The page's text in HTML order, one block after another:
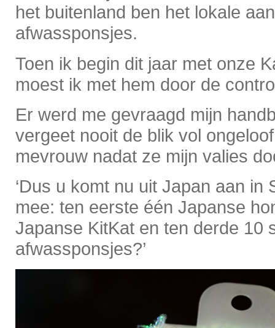
het buitenland ben het lokale
afwassponsjes.
Toen ik begin dit jaar met onze
moest ik met hem door de
Er werd me gevraagd mijn
vergeet nooit de blik vol
mevrouw nadat ze mijn valies
‘Dus u komt nu uit Japan aan in
mee: ten eerste één Japanse
Japanse KitKat en ten derde 10
afwassponsjes?’